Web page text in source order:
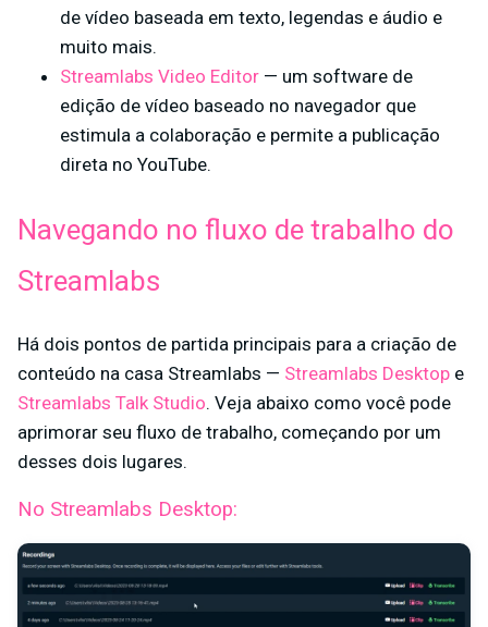
de vídeo baseada em texto, legendas e áudio e
muito mais.
Streamlabs Video Editor — um software de
edição de vídeo baseado no navegador que
estimula a colaboração e permite a publicação
direta no YouTube.
Navegando no fluxo de trabalho do
Streamlabs
Há dois pontos de partida principais para a criação de
conteúdo na casa Streamlabs — Streamlabs Desktop e
Streamlabs Talk Studio. Veja abaixo como você pode
aprimorar seu fluxo de trabalho, começando por um
desses dois lugares.
No Streamlabs Desktop: